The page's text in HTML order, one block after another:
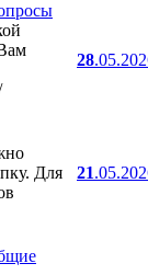
28
Для
21